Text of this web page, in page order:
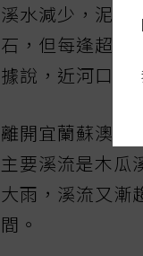
溪水減少，泥沙
石，但每逢超大
據說，近河口處
離開宜蘭蘇澳鎮
主要溪流是木瓜
大雨，溪流又漸
間。